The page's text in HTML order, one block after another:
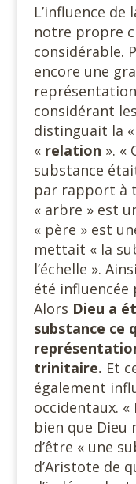
L’influence de
notre propre
considérable.
encore une
considérant
distinguait la «
« relation ». «
substance
par rapport à
« arbre » est
« père » est
mettait « la
l’échelle ».
été influencée
Alors Dieu a
substance ce
trinitaire. Et
également
occidentaux.
bien que Dieu
d’être « une
d’Aristote de